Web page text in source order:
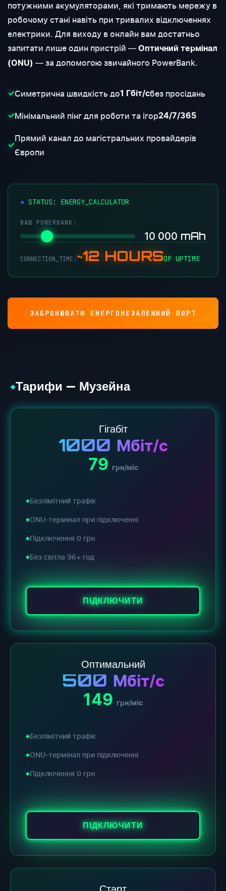
потужними акумуляторами, які тримають мережу в
робочому стані навіть при тривалих відключеннях
електрики. Для виходу в онлайн вам достатньо
запитати лише один пристрій — Оптичний термінал
(ONU) — за допомогою звичайного PowerBank.
✓Симетрична швидкість до1 Гбіт/сбез просідань
✓Мінімальний пінг для роботи та ігор24/7/365
✓
Прямий канал до магістральних провайдерів
Європи
STATUS: ENERGY_CALCULATOR
ВАШ POWERBANK:
10 000 mAh
CONNECTION_TIME:~12 HOURSOF UPTIME
ЗАБРОНЮВАТИ ЕНЕРГОНЕЗАЛЕЖНИЙ ПОРТ
◆Тарифи — Музейна
Гігабіт
1000 Мбіт/с
79 грн/міс
Безлімітний трафік
ONU-термінал при підключенні
Підключення 0 грн
Без світла 96+ год
ПІДКЛЮЧИТИ
Оптимальний
500 Мбіт/с
149 грн/міс
Безлімітний трафік
ONU-термінал при підключенні
Підключення 0 грн
ПІДКЛЮЧИТИ